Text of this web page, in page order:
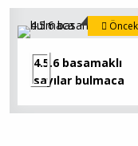
4.5.6 basamaklı
sayılar bulmaca